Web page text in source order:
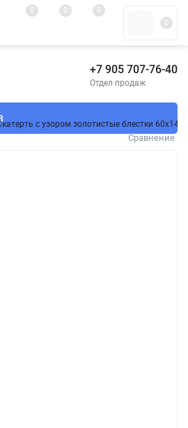
0 0
0
0
+7 905 707-76-40
Отдел продаж
с узором золотистые блестки
Сравнение